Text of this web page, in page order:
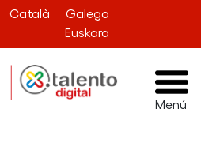
Català
Galego
Euskara
Menú